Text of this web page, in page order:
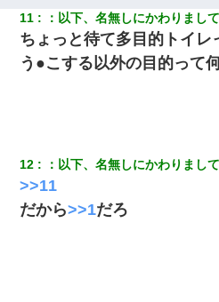
ろ！」とキレて・・・
ナンパにほいほい付いていった私、
32歳ワイ、34歳の可愛い女と付き
死亡・・・
11 ： 以下、名無しにかわりまし
ちょっと待て多目的トイレ
う●こする以外の目的って
12 ： 以下、名無しにかわりまし
>>11
だから>>1だろ